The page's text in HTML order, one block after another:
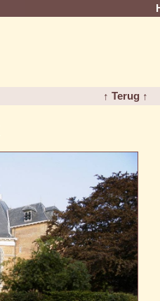
↑ Terug ↑